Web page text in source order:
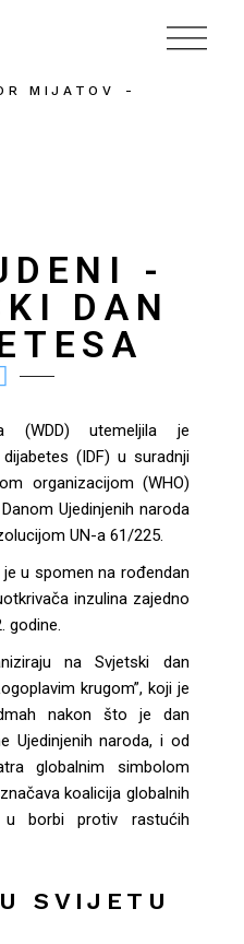
MIJATOV
-
DAN
(WDD) utemeljila je
(IDF) u suradnji
organizacijom (WHO)
Ujedinjenih naroda
UN-a 61/225.
u spomen na rođendan
inzulina zajedno
godine.
na Svjetski dan
krugom”, koji je
nakon što je dan
Ujedinjenih naroda, i od
globalnim simbolom
koalicija globalnih
u borbi protiv rastućih
SVIJETU